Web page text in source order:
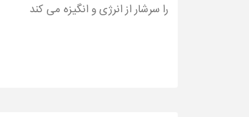
را سرشار از انرژی و انگیزه می کند